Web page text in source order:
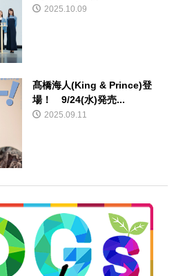
2025.10.09
髙橋海人(King & Prince)登
場！ 9/24(水)発売...
2025.09.11